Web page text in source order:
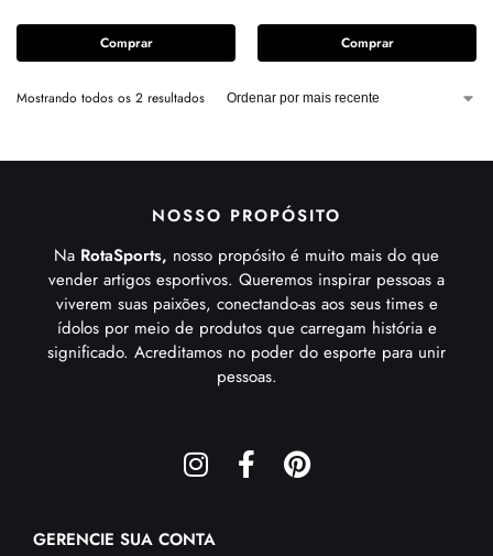
Comprar Comprar
Mostrando todos os 2 resultados
NOSSO PROPÓSITO
Na RotaSports, nosso propósito é muito mais do que
vender artigos esportivos. Queremos inspirar pessoas a
viverem suas paixões, conectando-as aos seus times e
ídolos por meio de produtos que carregam história e
significado. Acreditamos no poder do esporte para unir
pessoas.
GERENCIE SUA CONTA